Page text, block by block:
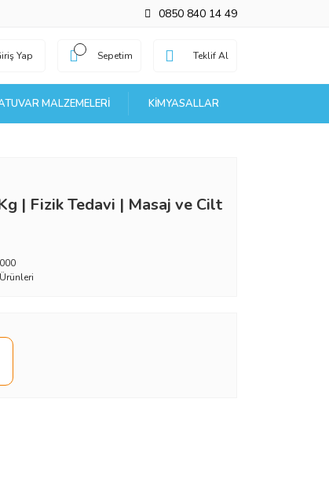
0850 840 14 49
Yap Sepetim Teklif Al
MALZEMELERI KIMYASALLAR
| Fizik Tedavi | Masaj ve Cilt